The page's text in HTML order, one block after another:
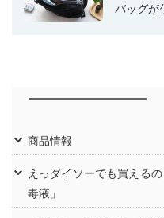
バッグが
商品情報
えっダイソーでも買える
毒液」